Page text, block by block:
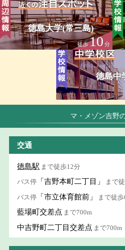
徳島大学(常三島)
徒歩10分
徳島中
マ・メゾン吉野
交通
徳島駅 まで徒歩12分
バス停 「吉野本町二丁目」 まで
バス停 「市立体育館前」 まで徒
藍場町交差点 まで700m
中吉野町二丁目交差点 まで700m